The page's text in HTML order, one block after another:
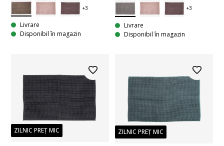
Livrare
Disponibil în magazin
Livrare
Disponibil în magazin
ZILNIC PREȚ MIC ZILNIC PREȚ MIC